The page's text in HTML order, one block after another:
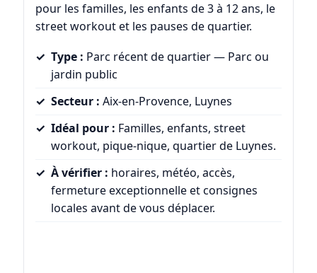
pour les familles, les enfants de 3 à 12 ans, le
street workout et les pauses de quartier.
Type : Parc récent de quartier — Parc ou
jardin public
Secteur : Aix-en-Provence, Luynes
Idéal pour : Familles, enfants, street
workout, pique-nique, quartier de Luynes.
À vérifier : horaires, météo, accès,
fermeture exceptionnelle et consignes
locales avant de vous déplacer.